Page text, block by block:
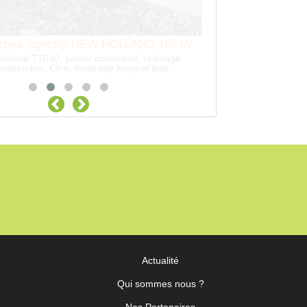
Actualité
Qui sommes nous ?